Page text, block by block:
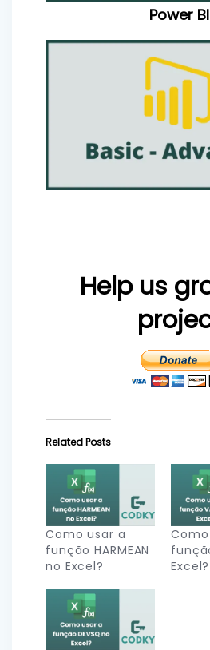
Power BI
Help us
Related Posts
Como usar a
função HARMEAN
no Excel?
Excel?